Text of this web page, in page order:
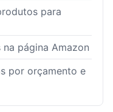
para
página Amazon
por orçamento e